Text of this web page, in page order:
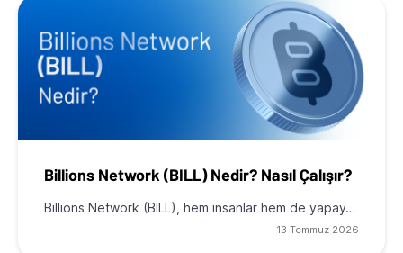
Billions Network (BILL) Nedir? Nasıl Çalışır?
Billions Network (BILL), hem insanlar hem de yapay…
13 Temmuz 2026